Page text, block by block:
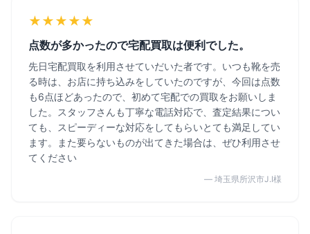
★★★★★
点数が多かったので宅配買取は便利でした。
先日宅配買取を利用させていだいた者です。いつも靴を売
る時は、お店に持ち込みをしていたのですが、今回は点数
も6点ほどあったので、初めて宅配での買取をお願いしま
した。スタッフさんも丁寧な電話対応で、査定結果につい
ても、スピーディーな対応をしてもらいとても満足してい
ます。また要らないものが出てきた場合は、ぜひ利用させ
てください
— 埼玉県所沢市J.I様